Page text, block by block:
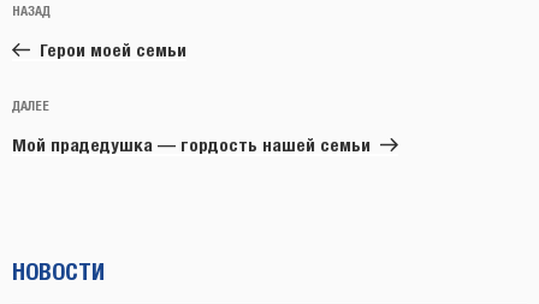
по
записям
Предыдущая
запись:
НАЗАД
Герои моей семьи
Следующая
запись
ДАЛЕЕ
Мой прадедушка — гордость нашей семьи
НОВОСТИ